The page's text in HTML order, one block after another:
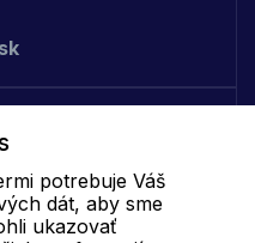
potrebuje Váš
dát, aby sme
ukazovať